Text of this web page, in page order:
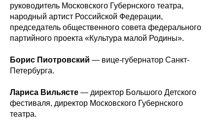
руководитель Московского Губернского театра,
народный артист Российской Федерации,
председатель общественного совета федерального
партийного проекта «Культура малой Родины».
Борис Пиотровский — вице-губернатор Санкт-
Петербурга.
Лариса Вильясте — директор Большого Детского
фестиваля, директор Московского Губернского
театра.